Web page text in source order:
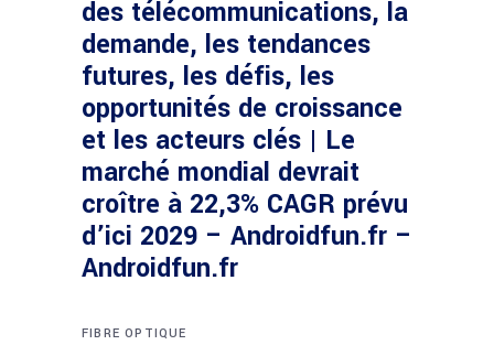
des télécommunications, la
demande, les tendances
futures, les défis, les
opportunités de croissance
et les acteurs clés | Le
marché mondial devrait
croître à 22,3% CAGR prévu
d’ici 2029 – Androidfun.fr –
Androidfun.fr
FIBRE OPTIQUE